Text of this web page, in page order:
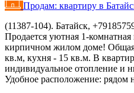
Продам: квартиру в
(11387-104). Батайск,
Продается уютная 1-
кирпичном жилом доме!
кв.м, кухня - 15 кв.м. В
индивидуальное отопление и
Удобное расположение: рядом